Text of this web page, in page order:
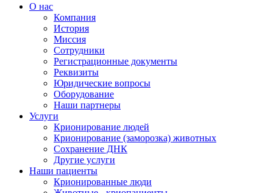
О нас
Компания
История
Миссия
Сотрудники
Регистрационные документы
Реквизиты
Юридические вопросы
Оборудование
Наши партнеры
Услуги
Крионирование людей
Крионирование (заморозка) животных
Сохранение ДНК
Другие услуги
Наши пациенты
Крионированные люди